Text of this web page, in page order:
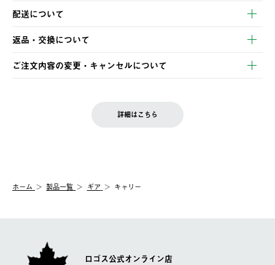
以下のいずれかの方法でお支払いいただけます。
・クレジットカード決済
・コンビニ決済
・Pay-easy決済
配送について
【発送スケジュール】
ご注文・ご入金完了より2営業日以内に商品を発送いたします。
土日祝の発送はございませんので、木曜日以降のご注文は週明け
の発送となる場合がございます。
【配送業者】
佐川急便にて配送されます。
返品・交換について
※お客様都合の場合
お客様都合の返品にかかる送料は、お客様ご負担とさせていただ
む）は受け付けておりません。
一度お手元の商品を返品いただき、ご希望商品を再注文してくだ
ご注文内容の変更・キャンセルについて
LOGOS FAMILY会員の方は、会員マイページ内 購入履歴画面に
詳細はこちら
ホーム 製品一覧 ギア キャリー
ロゴス公式オンライン店